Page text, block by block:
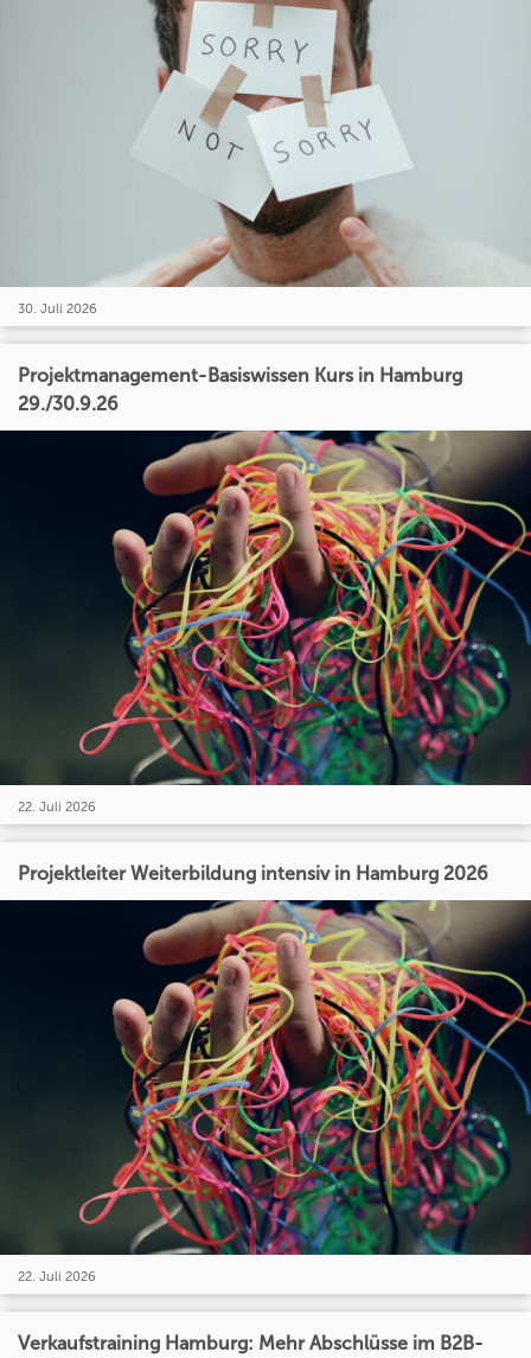
30. Juli 2026
Projektmanagement-Basiswissen Kurs in Hamburg
29./30.9.26
22. Juli 2026
Projektleiter Weiterbildung intensiv in Hamburg 2026
22. Juli 2026
Verkaufstraining Hamburg: Mehr Abschlüsse im B2B-